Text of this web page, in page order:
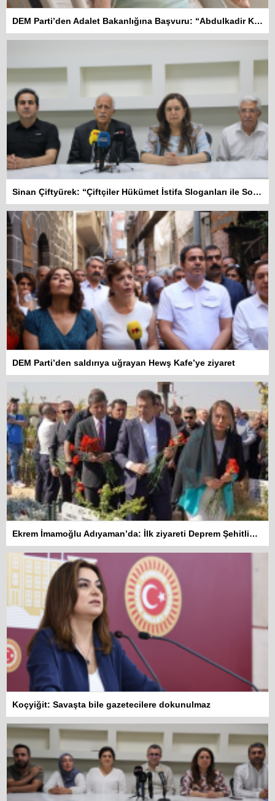
DEM Parti’den Adalet Bakanlığına Başvuru: “Abdulkadir Kuday tahliye edilsin”
Sinan Çiftyürek: “Çiftçiler Hükümet İstifa Sloganları ile Sokakta”
DEM Parti’den saldırıya uğrayan Hewş Kafe’ye ziyaret
Ekrem İmamoğlu Adıyaman’da: İlk ziyareti Deprem Şehitliğine
Koçyiğit: Savaşta bile gazetecilere dokunulmaz